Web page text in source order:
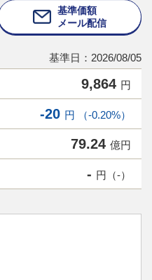
基準価額
メール配信
基準日：2026/08/05
9,864 円
-20 円 （-0.20%）
79.24 億円
- 円（-）